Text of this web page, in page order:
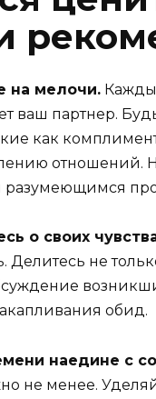
на мелочи.
ваш партнер.
как
отношений.
разумеющимся
о своих
Делитесь не
обид.
наедине с
не менее.